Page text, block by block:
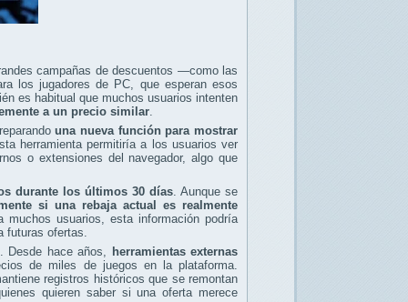
campañas de descuentos —como las
los jugadores de PC, que esperan esos
es habitual que muchos usuarios intenten
a un precio similar
una nueva función para mostrar
herramienta permitiría a los usuarios ver
o extensiones del navegador, algo que
durante los últimos 30 días. Aunque se
si una rebaja actual es realmente
muchos usuarios, esta información podría
futuras ofertas.
Desde hace años,
herramientas externas
de miles de juegos en la plataforma.
registros históricos que se remontan
quieren saber si una oferta merece